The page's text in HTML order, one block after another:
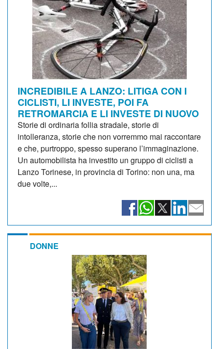
INCREDIBILE A LANZO: LITIGA CON I
CICLISTI, LI INVESTE, POI FA
RETROMARCIA E LI INVESTE DI NUOVO
Storie di ordinaria follia stradale, storie di
intolleranza, storie che non vorremmo mai raccontare
e che, purtroppo, spesso superano l’immaginazione.
Un automobilista ha investito un gruppo di ciclisti a
Lanzo Torinese, in provincia di Torino: non una, ma
due volte,...
DONNE